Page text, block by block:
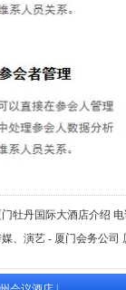
门牡丹国际大酒店介绍
媒、演艺 - 厦门会务公司